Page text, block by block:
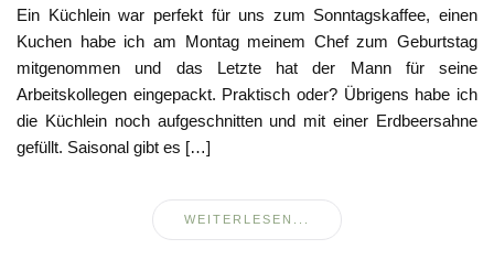
Ein Küchlein war perfekt für uns zum Sonntagskaffee, einen
Kuchen habe ich am Montag meinem Chef zum Geburtstag
mitgenommen und das Letzte hat der Mann für seine
Arbeitskollegen eingepackt. Praktisch oder? Übrigens habe ich
die Küchlein noch aufgeschnitten und mit einer Erdbeersahne
gefüllt. Saisonal gibt es […]
WEITERLESEN...